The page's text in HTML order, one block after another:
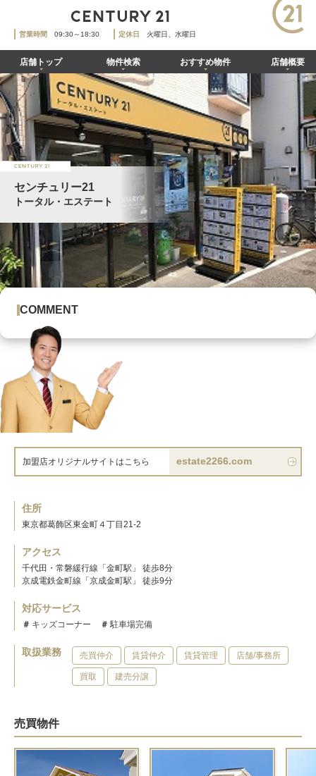
営業時間 09:30～18:30 定休日 火曜日、水曜日
店舗トップ 物件検索 おすすめ物件 店舗概要
センチュリー21
トータル・エステート
COMMENT
加盟店オリジナルサイトはこちら estate2266.com
住所
東京都葛飾区東金町４丁目21-2
アクセス
千代田・常磐緩行線「金町駅」 徒歩8分
京成電鉄金町線「京成金町駅」 徒歩9分
対応サービス
キッズコーナー 駐車場完備
取扱業務 売買仲介 賃貸仲介 賃貸管理 店舗/事務所
買取 建売分譲
売買物件